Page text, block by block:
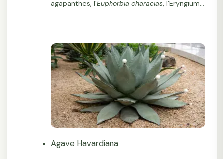
agapanthes, l’Euphorbia characias, l’Eryngium…
Agave Havardiana